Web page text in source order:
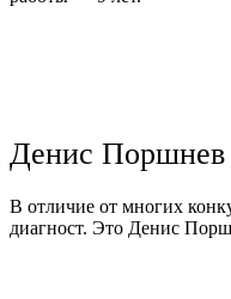
Денис Поршнев
В отличие от многих
диагност. Это Денис